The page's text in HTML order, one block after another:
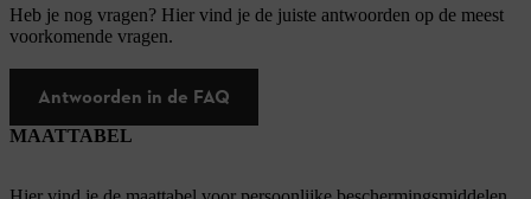
Heb je nog vragen? Hier vind je de juiste antwoorden op de meest
voorkomende vragen.
Antwoorden in de FAQ
MAATTABEL